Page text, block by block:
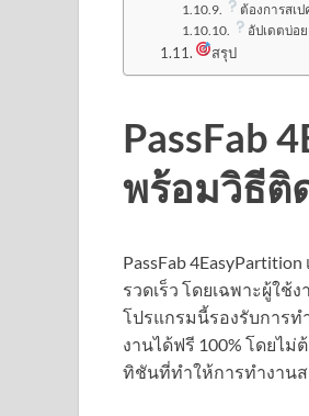
ต้องการสเ
อัปเดตบ่อ
สรุป
PassFab
พร้อมวิธีติ
PassFab
รวดเร็ว โดยเฉพาะผู้ใ
โปรแกรมนี้รองรับการท
งานได้ฟรี 100% โดยไ
ทิชันที่ทำให้การทำงาน